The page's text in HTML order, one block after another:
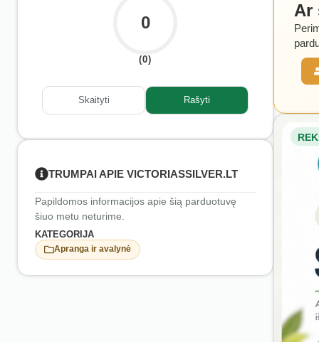
0
(0)
Skaityti Rašyti
TRUMPAI APIE VICTORIASSILVER.LT
Papildomos informacijos apie šią parduotuvę
šiuo metu neturime.
KATEGORIJA
Apranga ir avalynė
Ar